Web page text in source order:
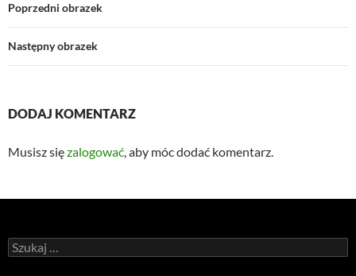
Poprzedni obrazek
Następny obrazek
DODAJ KOMENTARZ
Musisz sięzalogować, aby móc dodać komentarz.
Szukaj: